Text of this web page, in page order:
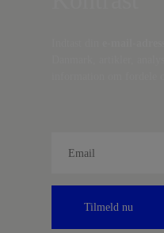
Tilmeld nu